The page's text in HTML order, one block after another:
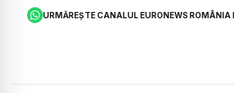
URMĂREȘTE CANALUL EURONEWS ROMÂNIA